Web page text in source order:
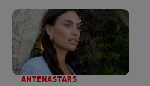
ANTENASTARS